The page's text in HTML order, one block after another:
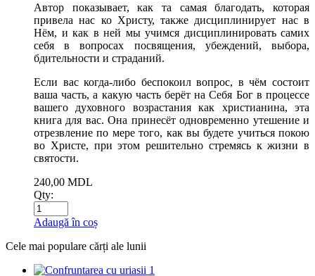
Автор показывает, как та самая благодать, которая
привела нас ко Христу, также дисциплинирует нас в
Нём, и как в ней мы учимся дисциплинировать самих
себя в вопросах посвящения, убеждений, выбора,
бдительности и страданий.
Если вас когда-либо беспокоил вопрос, в чём состоит
ваша часть, а какую часть берёт на Себя Бог в процессе
вашего духовного возрастания как христианина, эта
книга для вас. Она принесёт одновременно утешение и
отрезвление по мере того, как вы будете учиться покою
во Христе, при этом решительно стремясь к жизни в
святости.
240,00 MDL
Qty:
Adaugă în coș
Cele mai populare cărți ale lunii
1